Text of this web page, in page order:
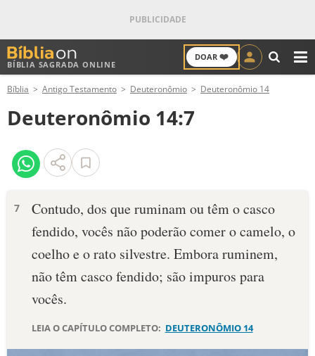
BÍBLIA SAGRADA ONLINE
DOAR ❤️
ANTIGO TESTAMENTO
NOVO TESTAMENTO
VERSÍCULOS
PALAVRA DO DIA
SALMO DO DIA
DEVOCIONAL DIÁRIO
Bíblia Antigo Testamento Deuteronômio Deuteronômio 14
Deuteronômio 14:7
7
Contudo, dos que ruminam ou têm o casco
fendido, vocês não poderão comer o camelo, o
coelho e o rato silvestre. Embora ruminem,
não têm casco fendido; são impuros para
vocês.
LEIA O CAPÍTULO COMPLETO: DEUTERONÔMIO 14